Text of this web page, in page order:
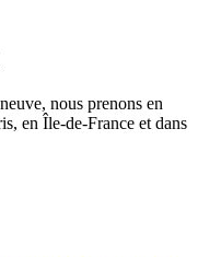
nous prenons en
en Île-de-France et dans